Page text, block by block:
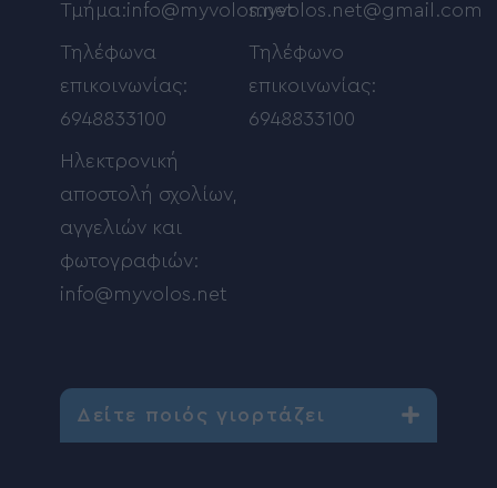
Τμήμα:info@myvolos.net
Τηλέφωνα
επικοινωνίας:
6948833100
Ηλεκτρονική
αποστολή σχολίων,
αγγελιών και
φωτογραφιών:
info@myvolos.net
myvolos.net@gmail.com
Τηλέφωνο
επικοινωνίας:
6948833100
Δείτε ποιός γιορτάζει